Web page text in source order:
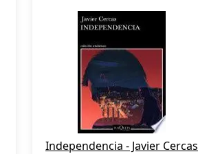
Independencia - Javier Cercas